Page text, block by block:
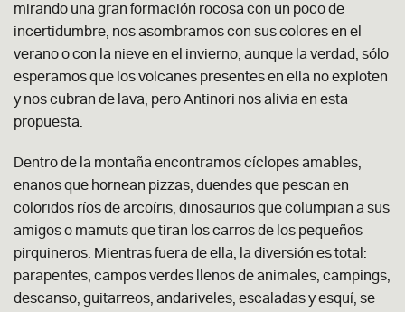
mirando una gran formación rocosa con un poco de
incertidumbre, nos asombramos con sus colores en el
verano o con la nieve en el invierno, aunque la verdad, sólo
esperamos que los volcanes presentes en ella no exploten
y nos cubran de lava, pero Antinori nos alivia en esta
propuesta.
Dentro de la montaña encontramos cíclopes amables,
enanos que hornean pizzas, duendes que pescan en
coloridos ríos de arcoíris, dinosaurios que columpian a sus
amigos o mamuts que tiran los carros de los pequeños
pirquineros. Mientras fuera de ella, la diversión es total:
parapentes, campos verdes llenos de animales, campings,
descanso, guitarreos, andariveles, escaladas y esquí, se